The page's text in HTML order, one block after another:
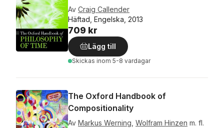
Av Craig Callender
Häftad, Engelska, 2013
709 kr
Lägg till
Skickas inom 5-8 vardagar
The Oxford Handbook of
Compositionality
Av Markus Werning Wolfram Hinzen m. fl.